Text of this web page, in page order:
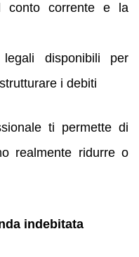
conto corrente e la
disponibili per
i debiti
ti permette di
realmente ridurre o
indebitata